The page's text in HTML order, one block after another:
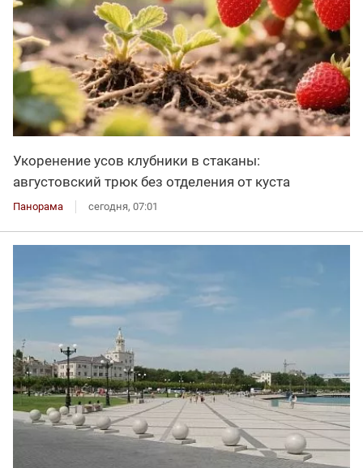
Укоренение усов клубники в стаканы:
августовский трюк без отделения от куста
Панорама сегодня, 07:01